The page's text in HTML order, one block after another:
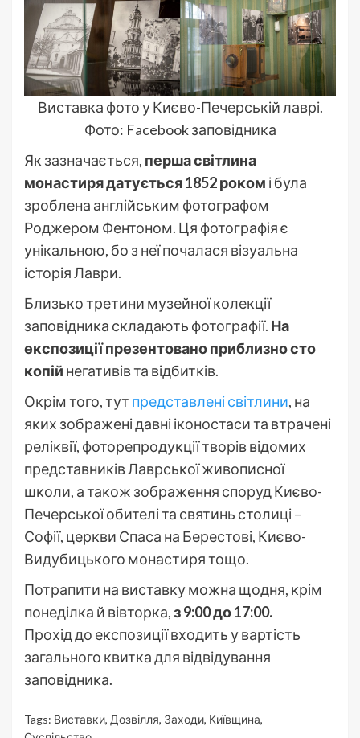
Виставка фото у Києво-Печерській лаврі.
Фото: Facebook заповідника
Як зазначається, перша світлина
монастиря датується 1852 роком і була
зроблена англійським фотографом
Роджером Фентоном. Ця фотографія є
унікальною, бо з неї почалася візуальна
історія Лаври.
Близько третини музейної колекції
заповідника складають фотографії. На
експозиції презентовано приблизно сто
копій негативів та відбитків.
Окрім того, тут представлені світлини, на
яких зображені давні іконостаси та втрачені
реліквії, фоторепродукції творів відомих
представників Лаврської живописної
школи, а також зображення споруд Києво-
Печерської обителі та святинь столиці –
Софії, церкви Спаса на Берестові, Києво-
Видубицького монастиря тощо.
Потрапити на виставку можна щодня, крім
понеділка й вівторка,з 9:00 до 17:00.
Прохід до експозиції входить у вартість
загального квитка для відвідування
заповідника.
Tags: Виставки, Дозвілля, Заходи, Київщина,